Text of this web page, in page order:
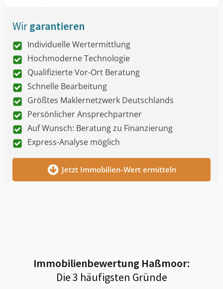
Wirgarantieren
Individuelle Wertermittlung
Hochmoderne Technologie
Qualifizierte Vor-Ort Beratung
Schnelle Bearbeitung
Größtes Maklernetzwerk Deutschlands
Persönlicher Ansprechpartner
Auf Wunsch: Beratung zu Finanzierung
Express-Analyse möglich
Jetzt Immobilien-Wert ermitteln
Immobilienbewertung Haßmoor:
Die 3 häufigsten Gründe